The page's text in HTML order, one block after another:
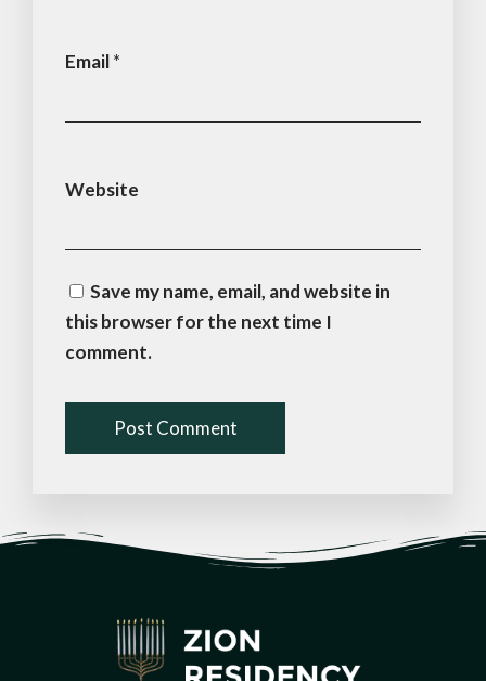
Email*
Website
Save my name, email, and website in
this browser for the next time I
comment.